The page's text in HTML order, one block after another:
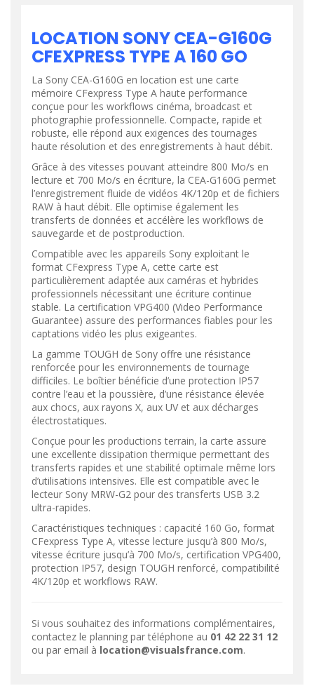
LOCATION SONY CEA-G160G
CFEXPRESS TYPE A 160 GO
La Sony CEA-G160G en location est une carte
mémoire CFexpress Type A haute performance
conçue pour les workflows cinéma, broadcast et
photographie professionnelle. Compacte, rapide et
robuste, elle répond aux exigences des tournages
haute résolution et des enregistrements à haut débit.
Grâce à des vitesses pouvant atteindre 800 Mo/s en
lecture et 700 Mo/s en écriture, la CEA-G160G permet
l’enregistrement fluide de vidéos 4K/120p et de fichiers
RAW à haut débit. Elle optimise également les
transferts de données et accélère les workflows de
sauvegarde et de postproduction.
Compatible avec les appareils Sony exploitant le
format CFexpress Type A, cette carte est
particulièrement adaptée aux caméras et hybrides
professionnels nécessitant une écriture continue
stable. La certification VPG400 (Video Performance
Guarantee) assure des performances fiables pour les
captations vidéo les plus exigeantes.
La gamme TOUGH de Sony offre une résistance
renforcée pour les environnements de tournage
difficiles. Le boîtier bénéficie d’une protection IP57
contre l’eau et la poussière, d’une résistance élevée
aux chocs, aux rayons X, aux UV et aux décharges
électrostatiques.
Conçue pour les productions terrain, la carte assure
une excellente dissipation thermique permettant des
transferts rapides et une stabilité optimale même lors
d’utilisations intensives. Elle est compatible avec le
lecteur Sony MRW-G2 pour des transferts USB 3.2
ultra-rapides.
Caractéristiques techniques : capacité 160 Go, format
CFexpress Type A, vitesse lecture jusqu’à 800 Mo/s,
vitesse écriture jusqu’à 700 Mo/s, certification VPG400,
protection IP57, design TOUGH renforcé, compatibilité
4K/120p et workflows RAW.
Si vous souhaitez des informations complémentaires,
contactez le planning par téléphone au 01 42 22 31 12
ou par email à location@visualsfrance.com.